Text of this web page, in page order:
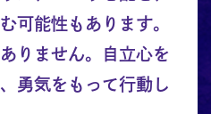
可能性もあります。
りません。自立心を
勇気をもって行動し